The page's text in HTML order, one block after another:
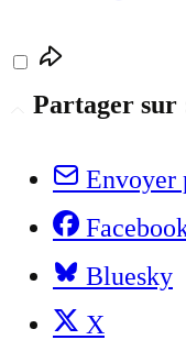
Partager sur
Envoyer
Bluesky
X